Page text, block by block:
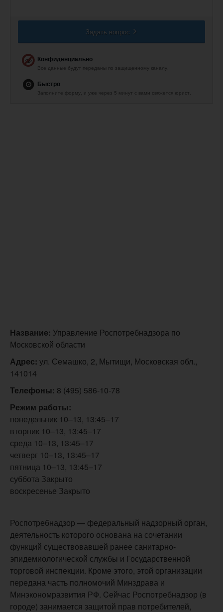
Задать вопрос
Конфиденциально
Все данные будут переданы по защищенному каналу.
Быстро
Заполните форму, и уже через 5 минут с вами свяжется юрист.
Название: Управление Роспотребнадзора по
Московской области
Адрес: ул. Семашко, 2, Мытищи, Московская обл.,
141014
Телефоны: 8 (495) 586-10-78
Режим работы:
понедельник 10–13, 13:45–17
вторник 10–13, 13:45–17
среда 10–13, 13:45–17
четверг 10–13, 13:45–17
пятница 10–13, 13:45–17
суббота Закрыто
воскресенье Закрыто
Роспотребнадзор — федеральный надзорный орган,
деятельность которого основана на сочетании
функций существовавшей ранее санитарно-
эпидемиологической службы и Государственной
торговой инспекции. Кроме этого, этой организации
передана часть полномочий Минздрава и
Минэкономразвития РФ. Cейчас Роспотребнадзор (в
городе) занимается защитой прав потребителей,